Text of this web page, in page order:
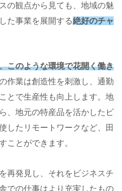
の観点から見ても、地域の魅
た事業を展開する絶好のチャ
このような環境で花開く働き
作業は創造性を刺激し、通勤
とで生産性も向上します。地
、地元の特産品を活かしたビ
したリモートワークなど、田
ことができます。
再発見し、それをビジネスチ
での仕事はより充実したもの